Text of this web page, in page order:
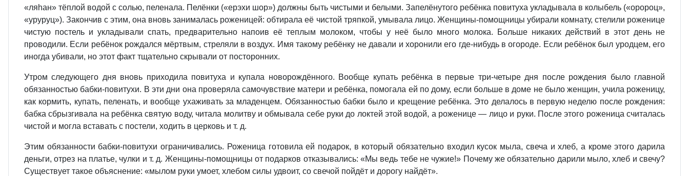
«ляhан» тёплой водой с солью, пеленала. Пелёнки («ерэхи шор») должны быть чистыми и белыми. Запелёнутого ребёнка повитуха укладывала в колыбель («оророц»,
«уруруц»). Закончив с этим, она вновь занималась роженицей: обтирала её чистой тряпкой, умывала лицо. Женщины-помощницы убирали комнату, стелили роженице
чистую постель и укладывали спать, предварительно напоив её теплым молоком, чтобы у неё было много молока. Больше никаких действий в этот день не
проводили. Если ребёнок рождался мёртвым, стреляли в воздух. Имя такому ребёнку не давали и хоронили его где-нибудь в огороде. Если ребёнок был уродцем, его
иногда убивали, но этот факт тщательно скрывали от посторонних.
Утром следующего дня вновь приходила повитуха и купала новорождённого. Вообще купать ребёнка в первые три-четыре дня после рождения было главной
обязанностью бабки-повитухи. В эти дни она проверяла самочувствие матери и ребёнка, помогала ей по дому, если больше в доме не было женщин, учила роженицу,
как кормить, купать, пеленать, и вообще ухаживать за младенцем. Обязанностью бабки было и крещение ребёнка. Это делалось в первую неделю после рождения:
бабка сбрызгивала на ребёнка святую воду, читала молитву и обмывала себе руки до локтей этой водой, а роженице — лицо и руки. После этого роженица считалась
чистой и могла вставать с постели, ходить в церковь и т. д.
Этим обязанности бабки-повитухи ограничивались. Роженица готовила ей подарок, в который обязательно входил кусок мыла, свеча и хлеб, а кроме этого дарила
деньги, отрез на платье, чулки и т. д. Женщины-помощницы от подарков отказывались: «Мы ведь тебе не чужие!» Почему же обязательно дарили мыло, хлеб и свечу?
Существует такое объяснение: «мылом руки умоет, хлебом силы удвоит, со свечой пойдёт и дорогу найдёт».